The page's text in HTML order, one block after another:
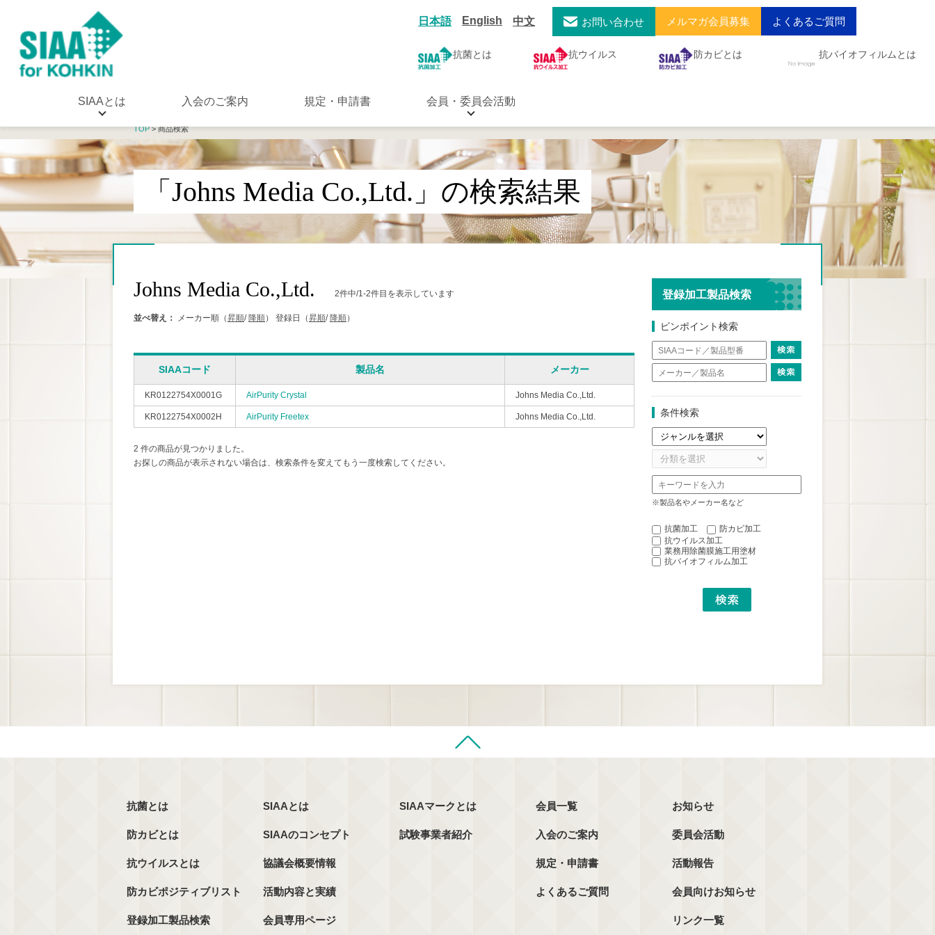
日本語 English 中文 お問い合わせ メルマガ会員募集 よくあるご質問
抗菌とは 抗ウイルス 防カビとは 抗バイオフィルムとは
SIAAとは 入会のご案内 規定・申請書 会員・委員会活動
TOP> 商品検索
「Johns Media Co.,Ltd.」の検索結果
Johns Media Co.,Ltd. 2件中/1-2件目を表示しています
並べ替え： メーカー順（昇順/ 降順） 登録日（昇順/ 降順）
SIAAコード 製品名 メーカー
KR0122754X0001G AirPurity Crystal Johns Media Co.,Ltd.
KR0122754X0002H AirPurity Freetex Johns Media Co.,Ltd.
2 件の商品が見つかりました。
お探しの商品が表示されない場合は、検索条件を変えてもう一度検索してください。
登録加工製品検索
ピンポイント検索
条件検索
※製品名やメーカー名など
抗菌加工
防カビ加工
抗ウイルス加工
業務用除菌膜施工用塗材
抗バイオフィルム加工
抗菌とは
防カビとは
抗ウイルスとは
防カビポジティブリスト
登録加工製品検索
SIAAとは
SIAAのコンセプト
協議会概要情報
活動内容と実績
会員専用ページ
SIAAマークとは
試験事業者紹介
会員一覧
入会のご案内
規定・申請書
よくあるご質問
お知らせ
委員会活動
活動報告
会員向けお知らせ
リンク一覧